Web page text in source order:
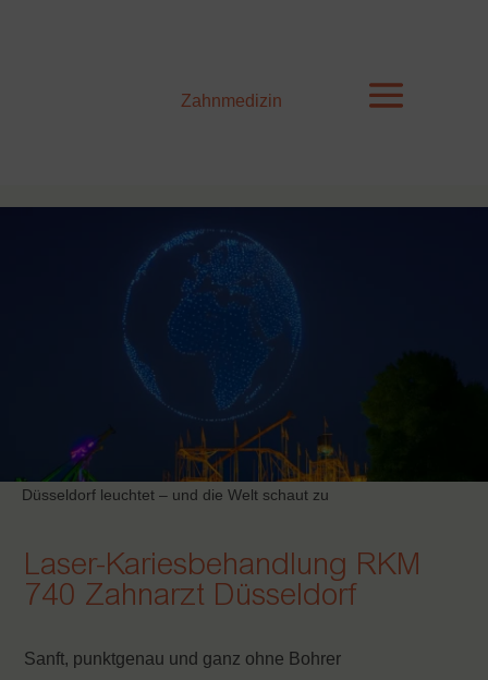
Düsseldorf leuchtet – und die Welt schaut zu
Laser-Kariesbehandlung RKM
740 Zahnarzt Düsseldorf
Sanft, punktgenau und ganz ohne Bohrer